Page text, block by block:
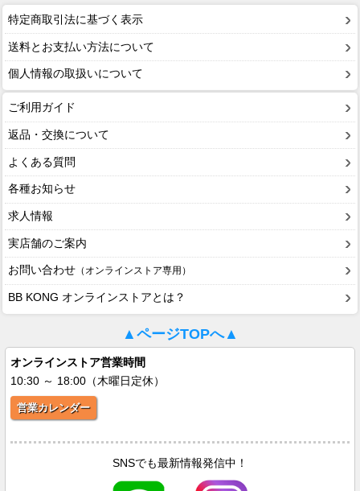
特定商取引法に基づく表示
送料とお支払い方法について
個人情報の取扱いについて
ご利用ガイド
返品・交換について
よくある質問
各種お知らせ
求人情報
実店舗のご案内
お問い合わせ （オンラインストア専用）
BB KONG オンラインストアとは？
▲ページTOPへ▲
オンラインストア営業時間
10:30 ～ 18:00（木曜日定休）
営業カレンダー
SNSでも最新情報発信中！